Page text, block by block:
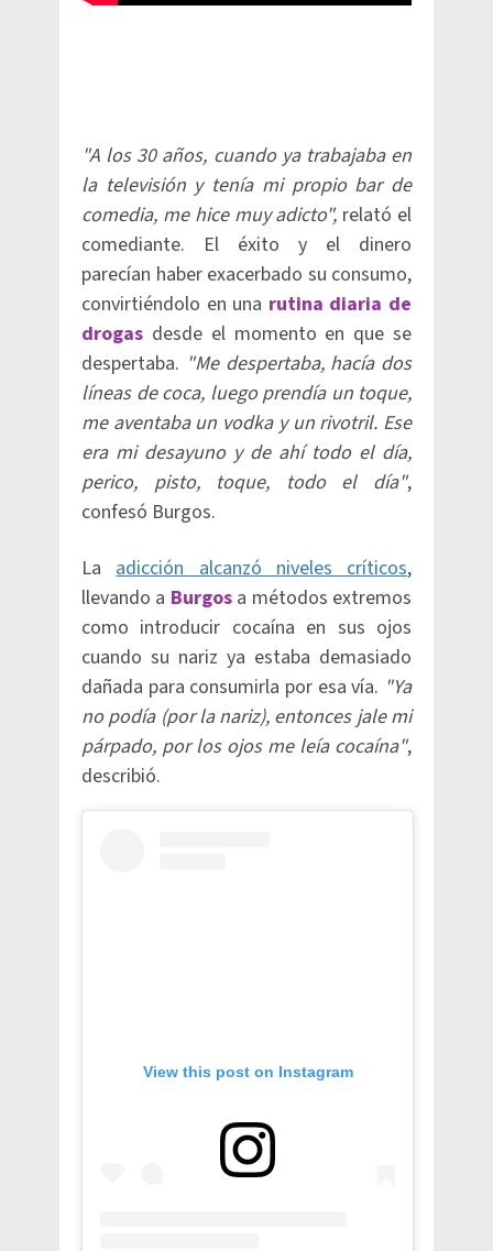
"A los 30 años, cuando ya trabajaba en
la televisión y tenía mi propio bar de
comedia, me hice muy adicto", relató el
comediante. El éxito y el dinero
parecían haber exacerbado su consumo,
convirtiéndolo en una rutina diaria de
drogas desde el momento en que se
despertaba. "Me despertaba, hacía dos
líneas de coca, luego prendía un toque,
me aventaba un vodka y un rivotril. Ese
era mi desayuno y de ahí todo el día,
perico, pisto, toque, todo el día",
confesó Burgos.
Laadicción alcanzó niveles críticos,
llevando a Burgos a métodos extremos
como introducir cocaína en sus ojos
cuando su nariz ya estaba demasiado
dañada para consumirla por esa vía. "Ya
no podía (por la nariz), entonces jale mi
párpado, por los ojos me leía cocaína",
describió.
View this post on Instagram